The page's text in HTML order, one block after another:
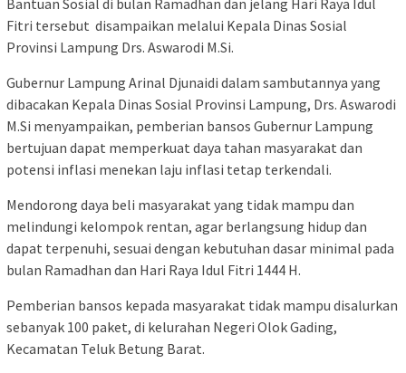
Fitri tersebut disampaikan melalui Kepala Dinas Sosial
Provinsi Lampung Drs. Aswarodi M.Si.
Gubernur Lampung Arinal Djunaidi dalam sambutannya yang
dibacakan Kepala Dinas Sosial Provinsi Lampung, Drs. Aswarodi
M.Si menyampaikan, pemberian bansos Gubernur Lampung
bertujuan dapat memperkuat daya tahan masyarakat dan
potensi inflasi menekan laju inflasi tetap terkendali.
Mendorong daya beli masyarakat yang tidak mampu dan
melindungi kelompok rentan, agar berlangsung hidup dan
dapat terpenuhi, sesuai dengan kebutuhan dasar minimal pada
bulan Ramadhan dan Hari Raya Idul Fitri 1444 H.
Pemberian bansos kepada masyarakat tidak mampu disalurkan
sebanyak 100 paket, di kelurahan Negeri Olok Gading,
Kecamatan Teluk Betung Barat.